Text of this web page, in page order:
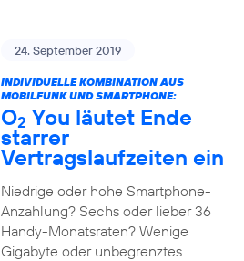
24. September 2019
INDIVIDUELLE KOMBINATION AUS
MOBILFUNK UND SMARTPHONE:
O2 You läutet Ende
starrer
Vertragslaufzeiten ein
Niedrige oder hohe Smartphone-
Anzahlung? Sechs oder lieber 36
Handy-Monatsraten? Wenige
Gigabyte oder unbegrenztes